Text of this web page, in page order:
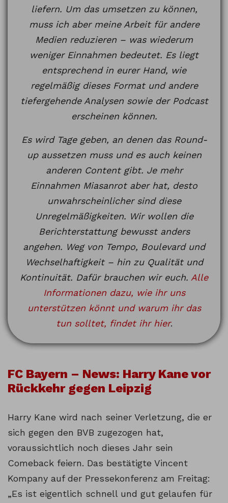
liefern. Um das umsetzen zu können,
muss ich aber meine Arbeit für andere
Medien reduzieren – was wiederum
weniger Einnahmen bedeutet. Es liegt
entsprechend in eurer Hand, wie
regelmäßig dieses Format und andere
tiefergehende Analysen sowie der Podcast
erscheinen können.
Es wird Tage geben, an denen das Round-
up aussetzen muss und es auch keinen
anderen Content gibt. Je mehr
Einnahmen Miasanrot aber hat, desto
unwahrscheinlicher sind diese
Unregelmäßigkeiten. Wir wollen die
Berichterstattung bewusst anders
angehen. Weg von Tempo, Boulevard und
Wechselhaftigkeit – hin zu Qualität und
Kontinuität. Dafür brauchen wir euch. Alle
Informationen dazu, wie ihr uns
unterstützen könnt und warum ihr das
tun solltet, findet ihr hier.
FC Bayern – News: Harry Kane vor
Rückkehr gegen Leipzig
Harry Kane wird nach seiner Verletzung, die er
sich gegen den BVB zugezogen hat,
voraussichtlich noch dieses Jahr sein
Comeback feiern. Das bestätigte Vincent
Kompany auf der Pressekonferenz am Freitag:
„Es ist eigentlich schnell und gut gelaufen für